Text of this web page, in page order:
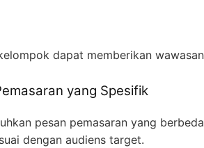
dapat memberikan
yang Spesifik
pesan pemasaran yang
dengan audiens target.